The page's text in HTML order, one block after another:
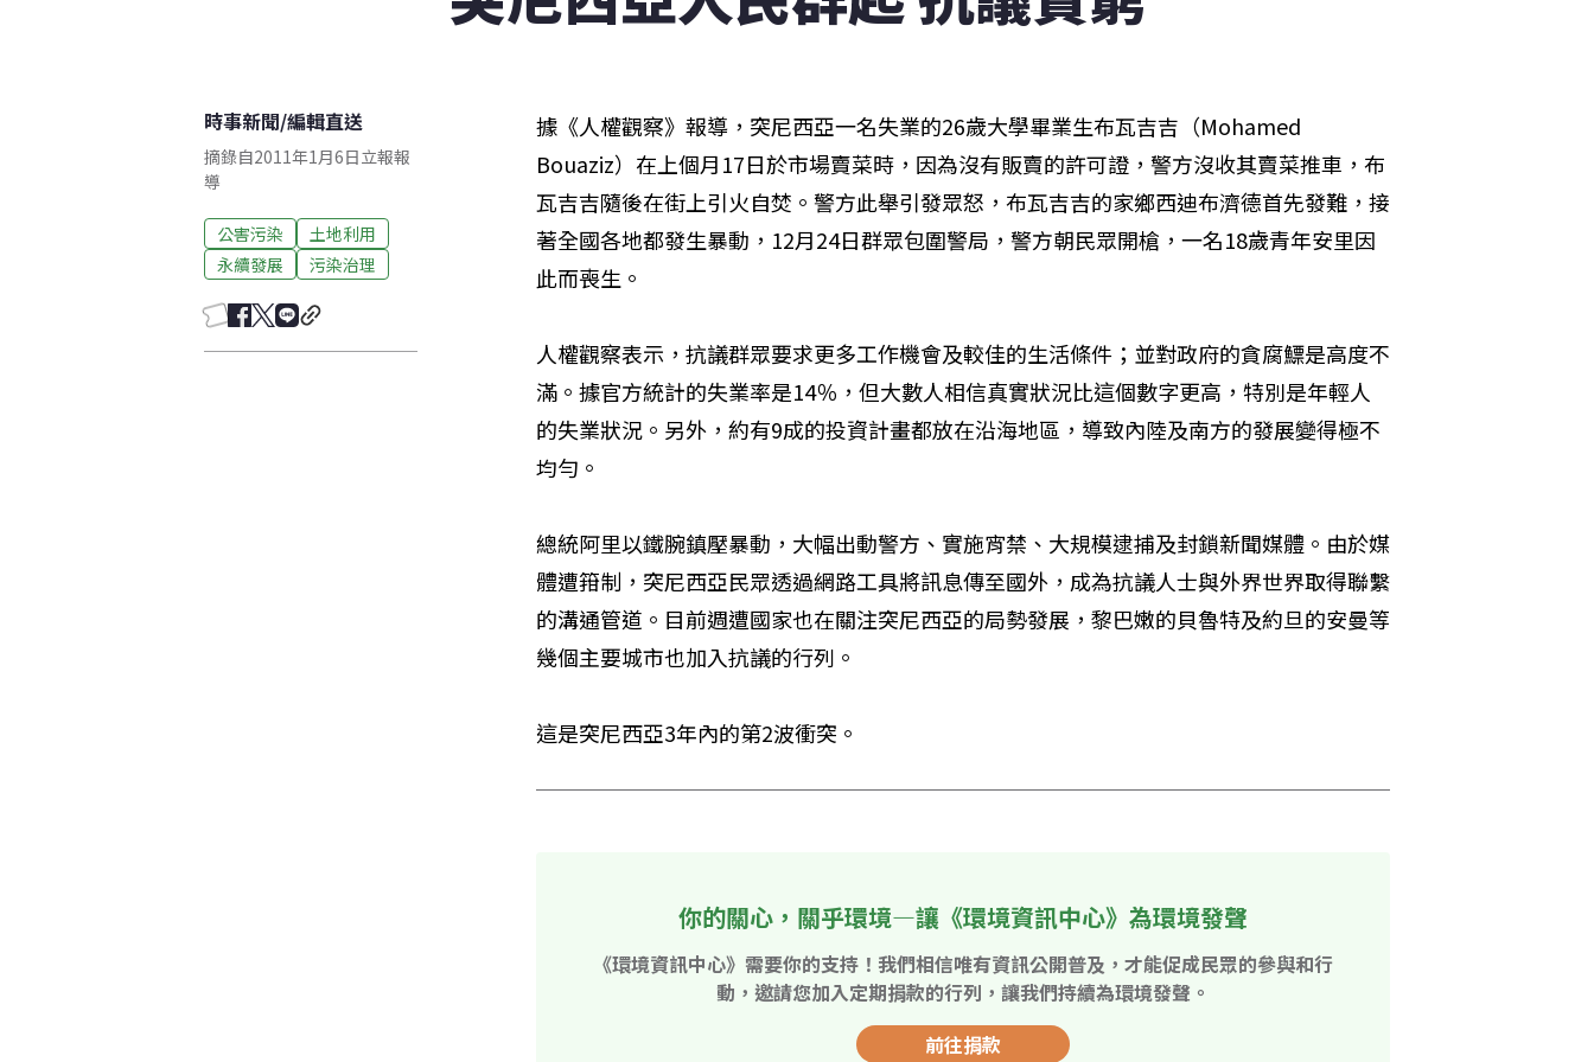
時事新聞/編輯直送
摘錄自2011年1月6日立報報
導
公害污染
土地利用
永續發展
污染治理
據《人權觀察》報導，突尼西亞一名失業的26歲大學畢業生布瓦吉吉（Mohamed
Bouaziz）在上個月17日於市場賣菜時，因為沒有販賣的許可證，警方沒收其賣菜推車，布
瓦吉吉隨後在街上引火自焚。警方此舉引發眾怒，布瓦吉吉的家鄉西迪布濟德首先發難，接
著全國各地都發生暴動，12月24日群眾包圍警局，警方朝民眾開槍，一名18歲青年安里因
此而喪生。
人權觀察表示，抗議群眾要求更多工作機會及較佳的生活條件；並對政府的貪腐鰾是高度不
滿。據官方統計的失業率是14％，但大數人相信真實狀況比這個數字更高，特別是年輕人
的失業狀況。另外，約有9成的投資計畫都放在沿海地區，導致內陸及南方的發展變得極不
均勻。
總統阿里以鐵腕鎮壓暴動，大幅出動警方、實施宵禁、大規模逮捕及封鎖新聞媒體。由於媒
體遭箝制，突尼西亞民眾透過網路工具將訊息傳至國外，成為抗議人士與外界世界取得聯繫
的溝通管道。目前週遭國家也在關注突尼西亞的局勢發展，黎巴嫩的貝魯特及約旦的安曼等
幾個主要城市也加入抗議的行列。
這是突尼西亞3年內的第2波衝突。
你的關心，關乎環境—讓《環境資訊中心》為環境發聲
《環境資訊中心》需要你的支持！我們相信唯有資訊公開普及，才能促成民眾的參與和行
動，邀請您加入定期捐款的行列，讓我們持續為環境發聲。
前往捐款